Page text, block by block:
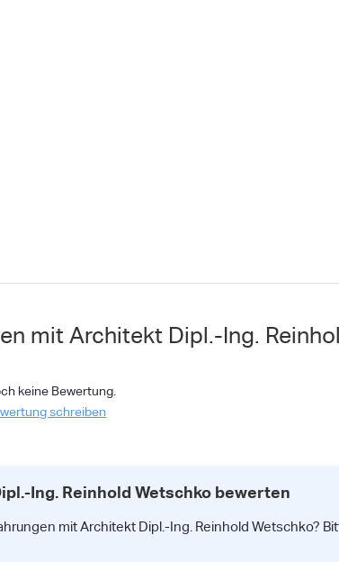
mit Architekt Dipl.-Ing.
keine Bewertung.
schreiben
Ing. Reinhold Wetschko bewerten
mit Architekt Dipl.-Ing. Reinhold Wetschko?